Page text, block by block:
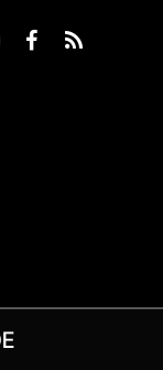
Facebook
RSS